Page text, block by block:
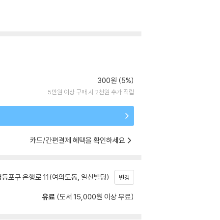
300원 (5%)
5만원 이상 구매 시 2천원 추가 적립
카드/간편결제 혜택을 확인하세요
포구 은행로 11(여의도동, 일신빌딩) 변경
유료 (도서 15,000원 이상 무료)